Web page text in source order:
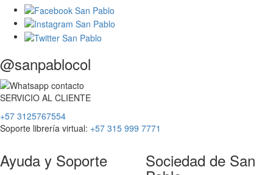
@sanpablocol
SERVICIO AL CLIENTE
+57 3125767554
Soporte librería virtual: +57 315 999 7771
Ayuda y Soporte Sociedad de San